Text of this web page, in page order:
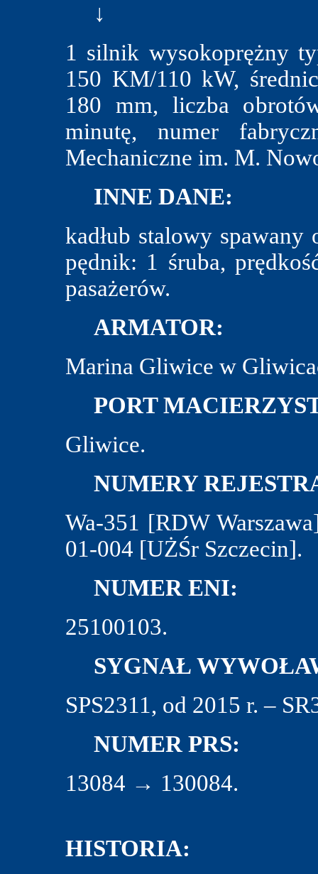
↓
1 silnik wysokoprężny
150 KM/110 kW,
180 mm, liczba
minutę, numer
Mechaniczne im. M.
INNE DANE:
kadłub stalowy spawany
pędnik: 1 śruba,
pasażerów.
ARMATOR:
Marina Gliwice w
PORT
Gliwice.
NUMERY
Wa-351 [RDW
01-004 [UŻŚr Szczecin].
NUMER ENI:
25100103.
SYGNAŁ
SPS2311, od 2015 r. –
NUMER PRS:
13084 → 130084.
HISTORIA: